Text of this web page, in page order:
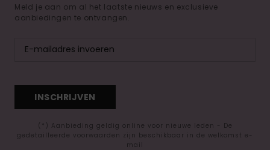
Meld je aan om al het laatste nieuws en exclusieve
aanbiedingen te ontvangen.
INSCHRIJVEN
(*) Aanbieding geldig online voor nieuwe leden - De
gedetailleerde voorwaarden zijn beschikbaar in de welkomst e-
mail